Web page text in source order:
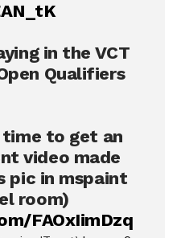
in the VCT
Qualifiers
to get an
video made
pic in mspaint
room)
FAOxIimDzq